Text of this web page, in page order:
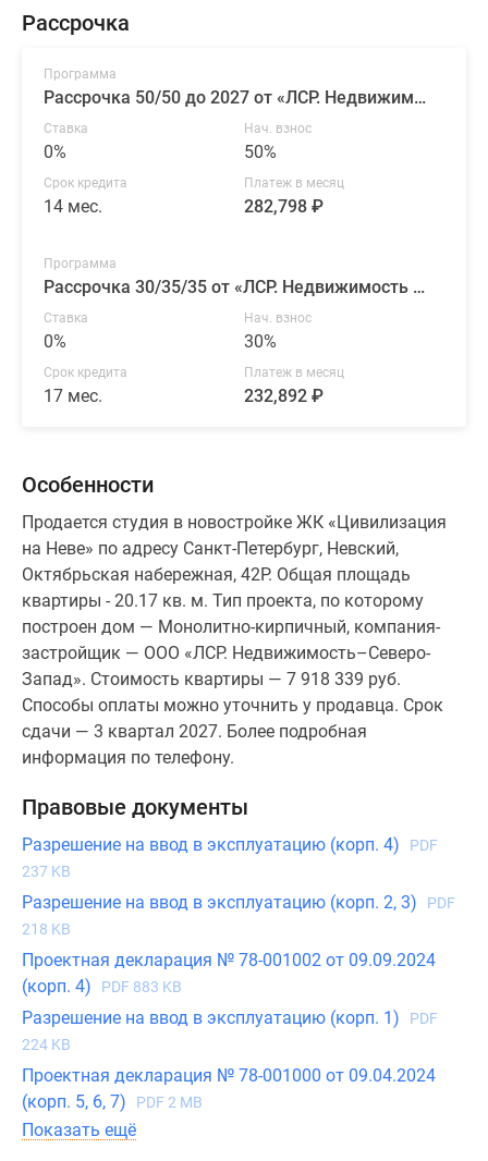
Рассрочка
Программа
Рассрочка 50/50 до 2027 от «ЛСР. Недвижимость — Северо-Запад»
Ставка
0%
Нач. взнос
50%
Срок кредита
14 мес.
Платеж в месяц
282,798 ₽
Программа
Рассрочка 30/35/35 от «ЛСР. Недвижимость — Северо-Запад»
Ставка
0%
Нач. взнос
30%
Срок кредита
17 мес.
Платеж в месяц
232,892 ₽
Особенности
Продается студия в новостройке ЖК «Цивилизация
на Неве» по адресу Санкт-Петербург, Невский,
Октябрьская набережная, 42Р. Общая площадь
квартиры - 20.17 кв. м. Тип проекта, по которому
построен дом — Монолитно-кирпичный, компания-
застройщик — ООО «ЛСР. Недвижимость–Северо-
Запад». Стоимость квартиры — 7 918 339 руб.
Способы оплаты можно уточнить у продавца. Срок
сдачи — 3 квартал 2027. Более подробная
информация по телефону.
Правовые документы
Разрешение на ввод в эксплуатацию (корп. 4)
PDF
237 KB
Разрешение на ввод в эксплуатацию (корп. 2, 3)
PDF
218 KB
Проектная декларация № 78-001002 от 09.09.2024
(корп. 4)
PDF 883 KB
Разрешение на ввод в эксплуатацию (корп. 1)
PDF
224 KB
Проектная декларация № 78-001000 от 09.04.2024
(корп. 5, 6, 7)
PDF 2 MB
Показать ещё